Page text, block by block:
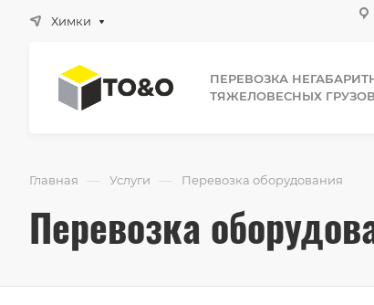
Химки
ПЕРЕВОЗКА
ТЯЖЕЛОВЕСНЫХ ГРУЗОВ
Главная — Услуги — Перевозка оборудования
Перевозка